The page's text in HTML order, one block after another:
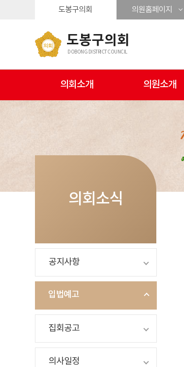
도봉구의회 의원홈페이지
도봉구의회
DOBONG DISTRICT COUNCIL
의회소개 의원소개
의회소식
공지사항
입법예고
집회공고
의사일정